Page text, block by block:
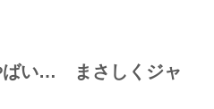
ばい… まさしくジャ